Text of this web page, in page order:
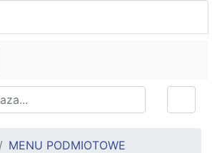
MENU PODMIOTOWE